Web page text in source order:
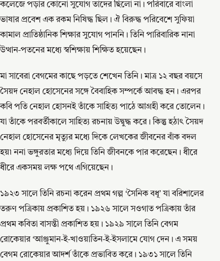
কলেজে পড়ার কোনো সুযোগ তাদের ছিলো না। পরিবারে বাংলা
ভাষার প্রবেশ এক রকম নিষিদ্ধ ছিল। ঐ বিরুদ্ধ পরিবেশে সুফিয়া
কামাল প্রাতিষ্ঠানিক শিক্ষার সুযোগ পাননি। তিনি পারিবারিক নানা
উত্থান-পতনের মধ্যে স্বশিক্ষায় শিক্ষিত হয়েছেন।
মা সাবেরা বেগমের কাছে পড়তে শেখেন তিনি। মাত্র ১২ বছর বয়সে
সৈয়দ নেহাল হোসেনের সঙ্গে বৈবাহিক সম্পর্কে আবদ্ধ হন। এরপর
কবি পতি নেহাল হোসনই তাঁকে সাহিত্য পাঠে আগ্রহী করে তোলেন।
যা তাঁকে পরবর্তীকালে সাহিত্য রচনায় উদ্বুদ্ধ করে। কিন্তু হঠাৎ সৈয়দ
নেহাল হোসেনের মৃত্যুর মধ্যে দিকে লেখকের জীবনের বাঁক বদল
হয়৷ ননা ভঙ্গুরতার মধ্যে দিয়ে তিনি জীবনকে পার করেছেন। ধীরে
ধীরে একসময় লক্ষ পথে এগিয়েছেন।
১৯২৩ সালে তিনি রচনা করেন প্রথম গল্প ‘সৈনিক বধূ’ যা বরিশালের
তরুণ পত্রিকায় প্রকাশিত হয়। ১৯২৬ সালে সওগাত পত্রিকায় তাঁর
প্রথম কবিতা বাসন্তী প্রকাশিত হয়। ১৯২৯ সালে তিনি বেগম
রোকেয়ার ‘আঞ্জুমান-ই-খাওয়াতিন-ই-ইসলামে যোগ দেন। এ সময়
বেগম রোকেয়ার আদর্শ তাঁকে প্রভাবিত করে। ১৯৩১ সালে তিনি